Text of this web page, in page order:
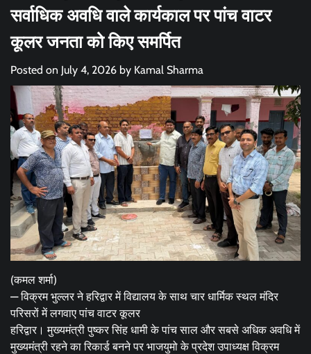
सर्वाधिक अवधि वाले कार्यकाल पर पांच वाटर
कूलर जनता को किए समर्पित
Posted on July 4, 2026 by Kamal Sharma
(कमल शर्मा)
— विक्रम भुल्लर ने हरिद्वार में विद्यालय के साथ चार धार्मिक स्थल मंदिर
परिसरों में लगवाए पांच वाटर कूलर
हरिद्वार। मुख्यमंत्री पुष्कर सिंह धामी के पांच साल और सबसे अधिक अवधि में
मुख्यमंत्री रहने का रिकार्ड बनने पर भाजयुमो के प्रदेश उपाध्यक्ष विक्रम